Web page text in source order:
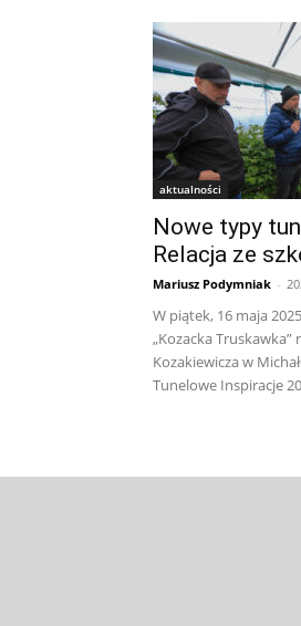
aktualności
Nowe typy
Relacja ze
Mariusz Podymniak -
W piątek, 16 maja
„Kozacka
Kozakiewicza w
Tunelowe Inspiracje